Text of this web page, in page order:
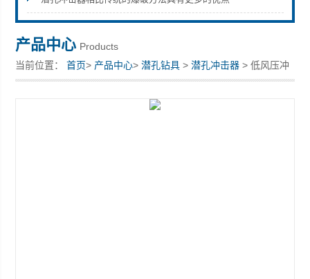
产品中心 Products
当前位置：首页> 产品中心>潜孔钻具 >潜孔冲击器 > 低风压冲
击器